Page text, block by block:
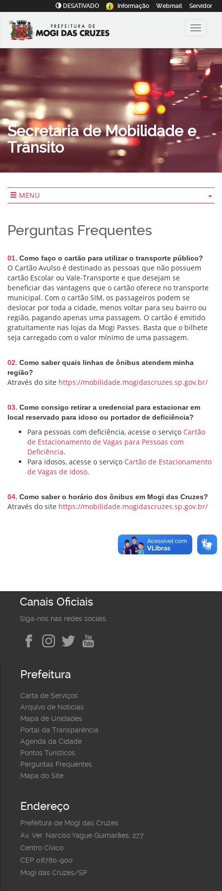
DESATIVADO Informação Webmail Servidor
Secretaria de Mobilidade e
Trânsito
MENU
Perguntas Frequentes
01. Como faço o cartão para utilizar o transporte público?
O Cartão Avulso é destinado as pessoas que não possuem
cartão Escolar ou Vale-Transporte e que desejam se
beneficiar das vantagens que o cartão oferece no transporte
municipal. Com o cartão SIM, os passageiros podem se
deslocar por toda a cidade, menos voltar para seu bairro ou
região, pagando apenas uma passagem. O cartão é emitido
gratuitamente nas lojas da Mogi Passes. Basta que o bilhete
seja carregado com o valor mínimo de uma passagem.
02. Como saber quais linhas de ônibus atendem minha
região?
Através do site https://mobilidade.mogidascruzes.sp.gov.br/
03. Como consigo retirar a credencial para estacionar em
local reservado para idoso ou portador de deficiência?
Para pessoas com deficiência, acesse o serviço Cartão
de Estacionamento de Vagas para Pessoas com
Deficiência.
Para idosos, acesse o serviço Cartão de Estacionamento
de Vagas de Idoso.
04. Como saber o horário dos ônibus em Mogi das Cruzes?
Através do site https://mobilidade.mogidascruzes.sp.gov.br/
Canais Oficiais
Siga-nos nas redes sociais
Prefeitura
Carta de Serviços
Arquivo de Notícias
Mapa de Unidades
Portal da Transparência
Agenda da Cidade
Pontos Turísticos
Perguntas Frequentes
Mapa do Site
Endereço
Prefeitura de Mogi das Cruzes
Av. Ver. Narciso Yague Guimarães, 277
Centro Cívico
CEP 08780-900
Mogi das Cruzes/SP